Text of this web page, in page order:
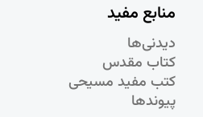
منابع مفید
دیدنی‌ها
کتاب مقدس
کتب مفید مسیحی
پیوندها